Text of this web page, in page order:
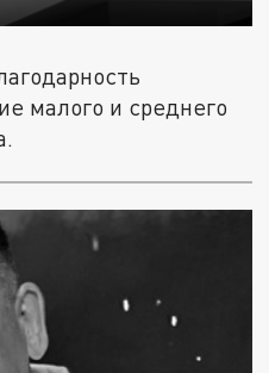
малого и среднего